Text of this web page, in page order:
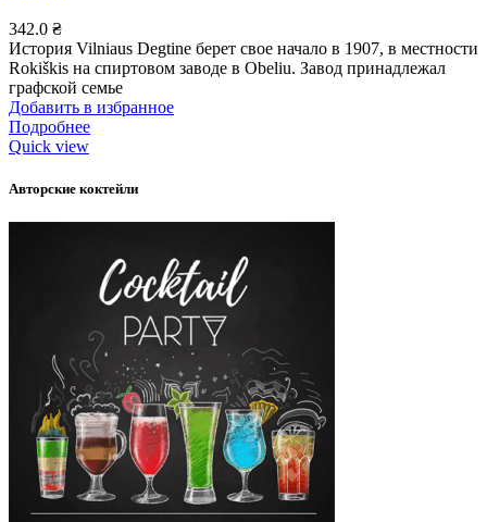
342.0 ₴
История Vilniaus Degtine берет свое начало в 1907, в местности
Rokiškis на спиртовом заводе в Obeliu. Завод принадлежал
графской семье
Добавить в избранное
Подробнее
Quick view
Авторские коктейли